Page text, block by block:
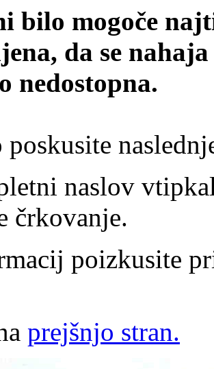
bilo mogoče
da se
nedostopna.
poskusite
naslov
črkovanje.
poizkusite
prejšnjo stran.